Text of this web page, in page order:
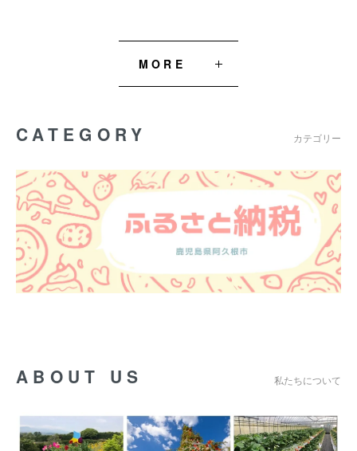
MORE
CATEGORY カテゴリー
ABOUT US 私たちについて